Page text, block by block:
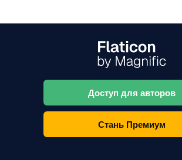
Доступ для авторов
Стань Премиум